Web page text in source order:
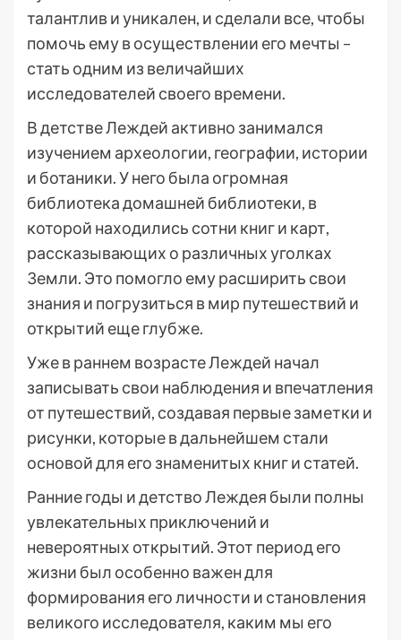
талантлив и уникален, и сделали все, чтобы
помочь ему в осуществлении его мечты –
стать одним из величайших
исследователей своего времени.
В детстве Леждей активно занимался
изучением археологии, географии, истории
и ботаники. У него была огромная
библиотека домашней библиотеки, в
которой находились сотни книг и карт,
рассказывающих о различных уголках
Земли. Это помогло ему расширить свои
знания и погрузиться в мир путешествий и
открытий еще глубже.
Уже в раннем возрасте Леждей начал
записывать свои наблюдения и впечатления
от путешествий, создавая первые заметки и
рисунки, которые в дальнейшем стали
основой для его знаменитых книг и статей.
Ранние годы и детство Леждея были полны
увлекательных приключений и
невероятных открытий. Этот период его
жизни был особенно важен для
формирования его личности и становления
великого исследователя, каким мы его